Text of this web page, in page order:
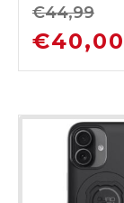
GALAXY
€44,99
€40,00